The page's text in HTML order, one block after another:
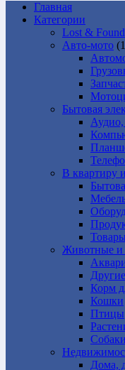
Главная
Категории
Lost & Found
Авто-мото
Бытовая
В квартиру
Животные и
Корм
Кошки
Птицы
Собаки
Дома,